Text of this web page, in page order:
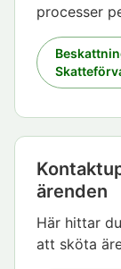
processer
ärenden
Här hittar
att sköta